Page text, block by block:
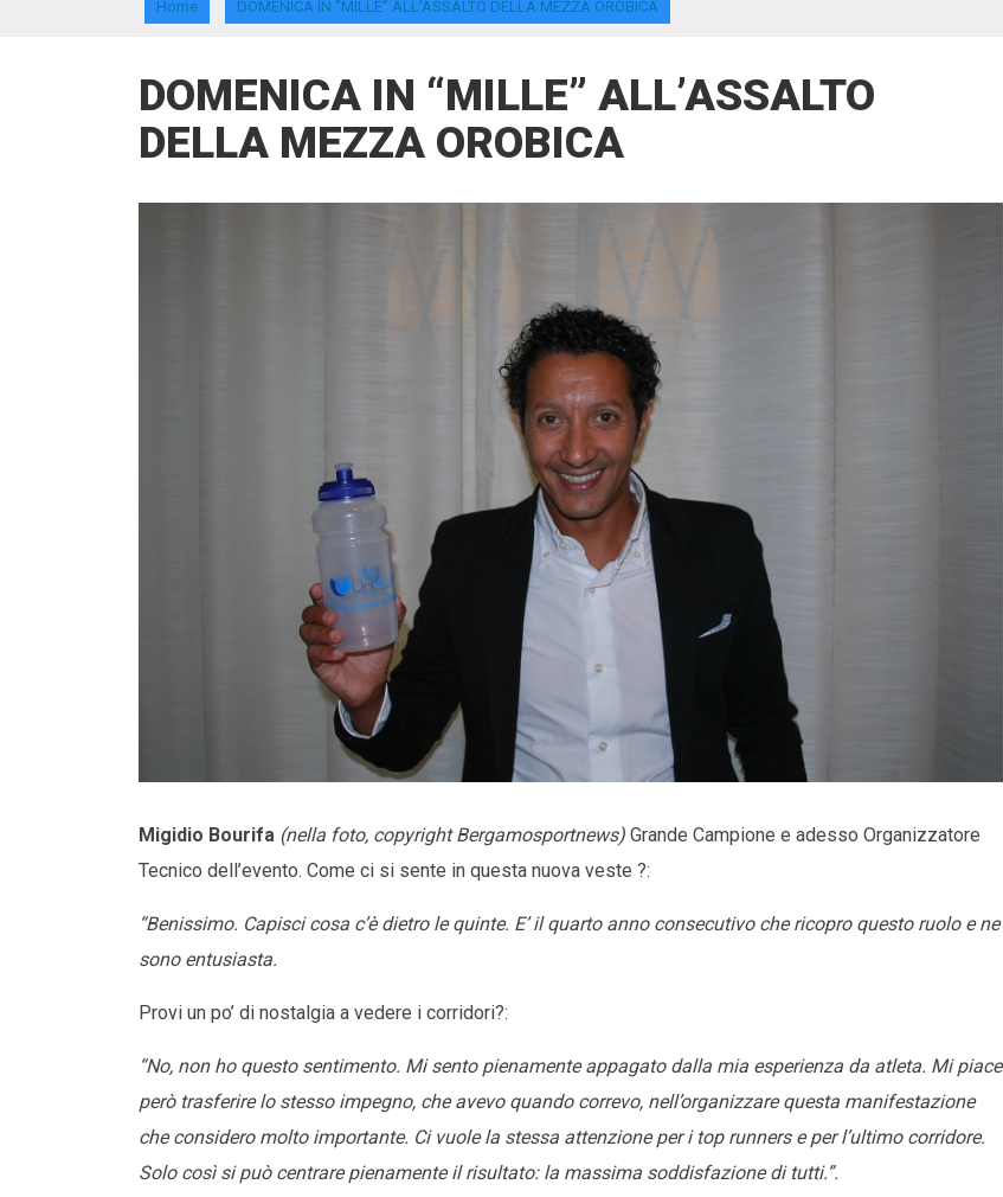
Home DOMENICA IN “MILLE” ALL’ASSALTO DELLA MEZZA OROBICA
DOMENICA IN “MILLE” ALL’ASSALTO
DELLA MEZZA OROBICA
Migidio Bourifa (nella foto, copyright Bergamosportnews) Grande Campione e adesso Organizzatore
Tecnico dell’evento. Come ci si sente in questa nuova veste ?:
“Benissimo. Capisci cosa c’è dietro le quinte. E’ il quarto anno consecutivo che ricopro questo ruolo e ne
sono entusiasta.
Provi un po’ di nostalgia a vedere i corridori?:
“No, non ho questo sentimento. Mi sento pienamente appagato dalla mia esperienza da atleta. Mi piace
però trasferire lo stesso impegno, che avevo quando correvo, nell’organizzare questa manifestazione
che considero molto importante. Ci vuole la stessa attenzione per i top runners e per l’ultimo corridore.
Solo così si può centrare pienamente il risultato: la massima soddisfazione di tutti.”.